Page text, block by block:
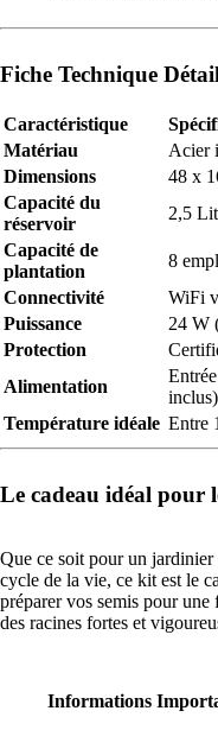
Fiche Technique
Caractéristique
Matériau
Acier
Dimensions
48 x
Capacité du
réservoir
2,5
Capacité de
plantation
8
Connectivité
WiFi
Puissance
24 W
Protection
Alimentation
inclus)
Température idéale Entre
Le cadeau idéal pour
Que ce soit pour un jardinier
cycle de la vie, ce kit est le
préparer vos semis pour une
des racines fortes et
Informations